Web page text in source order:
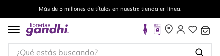
Más de 5 millones de títulos en nuestra tienda en línea.
¿Qué estás buscando?